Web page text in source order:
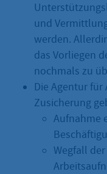
und
werden.
das Vorliegen
nochmals zu
Die Agentur
Zusicherung
Aufnahme
Wegfall